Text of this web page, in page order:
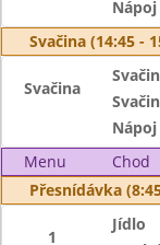
Nápoj
Svačina (14:45 -
Svačina
Nápoj
Menu
Chod
Přesnídávka
1
Jídlo